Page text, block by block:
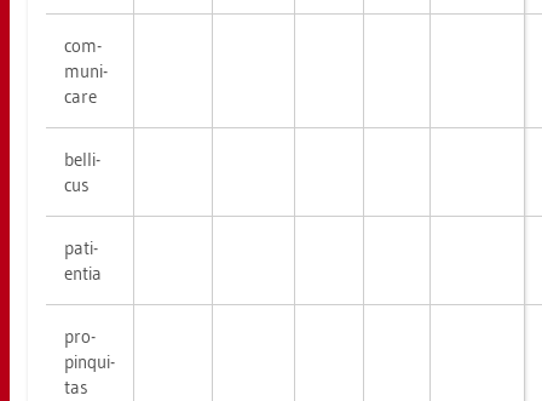
com­
mu­ni­
ca­re
bel­li­
cus
pa­ti­
en­tia
pro­
pinqui­
tas